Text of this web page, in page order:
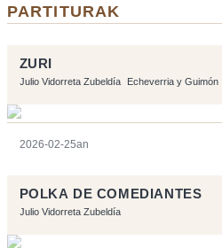
PARTITURAK
ZURI
Julio Vidorreta Zubeldía Echeverria y Guimón
2026-02-25an
POLKA DE COMEDIANTES
Julio Vidorreta Zubeldía